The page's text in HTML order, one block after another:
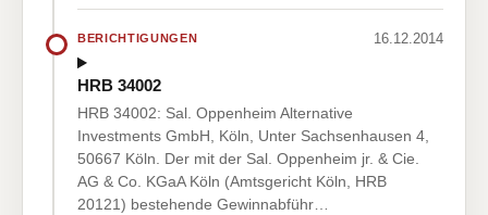
BERICHTIGUNGEN 16.12.2014
HRB 34002
HRB 34002: Sal. Oppenheim Alternative
Investments GmbH, Köln, Unter Sachsenhausen 4,
50667 Köln. Der mit der Sal. Oppenheim jr. & Cie.
AG & Co. KGaA Köln (Amtsgericht Köln, HRB
20121) bestehende Gewinnabführ…